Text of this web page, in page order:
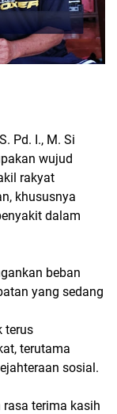
Pd. I., M. Si
wujud
rakyat
khususnya
dalam
beban
yang sedang
terus
terutama
sosial.
terima kasih